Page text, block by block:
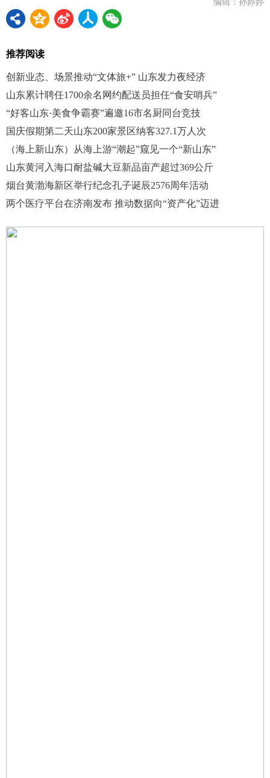
编辑：孙婷婷
推荐阅读
创新业态、场景推动“文体旅+” 山东发力夜经济
山东累计聘任1700余名网约配送员担任“食安哨兵”
“好客山东·美食争霸赛”遍邀16市名厨同台竞技
国庆假期第二天山东200家景区纳客327.1万人次
（海上新山东）从海上游“潮起”窥见一个“新山东”
山东黄河入海口耐盐碱大豆新品亩产超过369公斤
烟台黄渤海新区举行纪念孔子诞辰2576周年活动
两个医疗平台在济南发布 推动数据向“资产化”迈进